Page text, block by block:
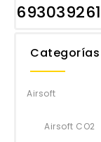
693039261
Airsoft
Airsoft CO2